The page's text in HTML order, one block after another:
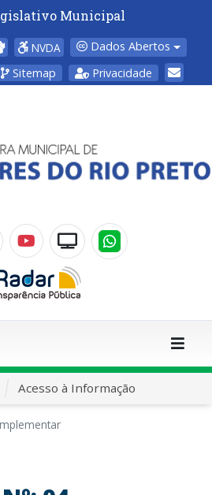
Municipal
NVDA
Dados Abertos
Sitemap Privacidade
Acesso à Informação